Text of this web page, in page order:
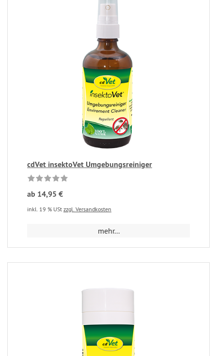
cdVet insektoVet Umgebungsreiniger
ab 14,95 €
inkl. 19 % USt zzgl. Versandkosten
mehr...